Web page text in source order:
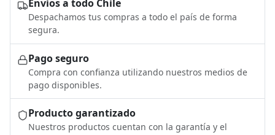
Envíos a todo Chile
Despachamos tus compras a todo el país de forma
segura.
Pago seguro
Compra con confianza utilizando nuestros medios de
pago disponibles.
Producto garantizado
Nuestros productos cuentan con la garantía y el